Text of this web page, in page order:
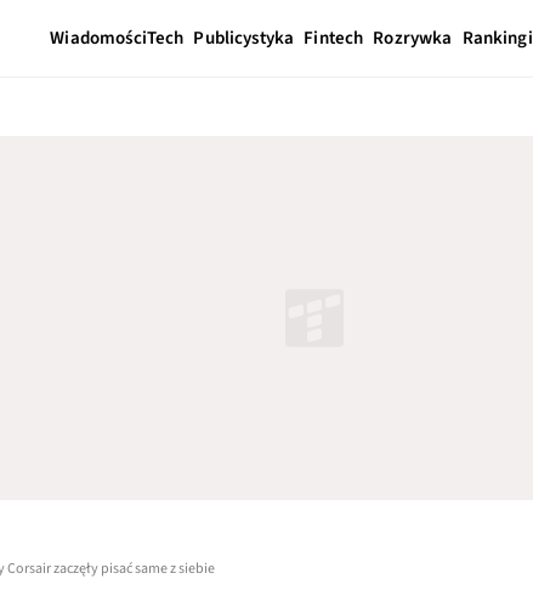
WiadomościTech Publicystyka Fintech Rozrywka Rankingi
zaczęły pisać same z siebie